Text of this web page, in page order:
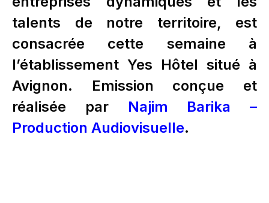
talents de notre territoire, est
consacrée cette semaine à
l’établissement Yes Hôtel situé à
Avignon. Emission conçue et
réalisée par Najim Barika –
Production Audiovisuelle.